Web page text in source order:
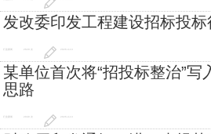
发改委印发工程建设招标投标
行业要闻 2629 次 2026-4-13
某单位首次将“招投标整治”
思路